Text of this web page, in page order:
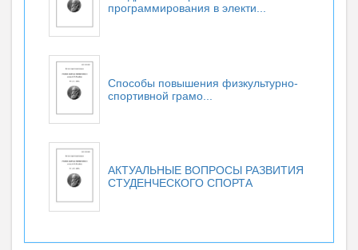
программирования в электи...
Способы повышения физкультурно-
спортивной грамо...
АКТУАЛЬНЫЕ ВОПРОСЫ РАЗВИТИЯ
СТУДЕНЧЕСКОГО СПОРТА